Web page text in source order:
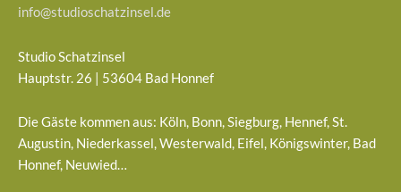
info@studioschatzinsel.de
Studio Schatzinsel
Hauptstr. 26 | 53604 Bad Honnef
Die Gäste kommen aus: Köln, Bonn, Siegburg, Hennef, St.
Augustin, Niederkassel, Westerwald, Eifel, Königswinter, Bad
Honnef, Neuwied…